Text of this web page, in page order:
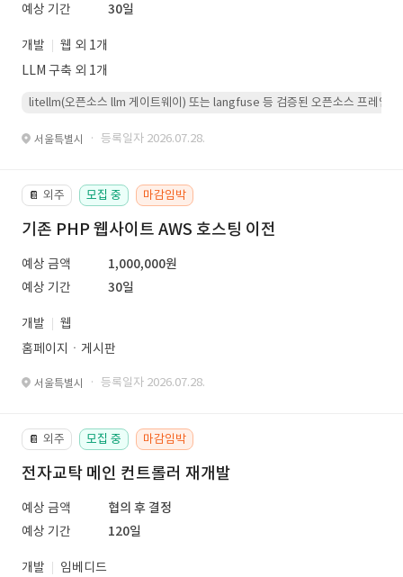
예상 기간
30일
개발
웹 외 1개
LLM 구축 외 1개
litellm(오픈소스 llm 게이트웨이) 또는 langfuse 등 검증된 오픈소스 프레임워
서울특별시 · 등록일자 2026.07.28.
📔 외주 모집 중 마감임박
기존 PHP 웹사이트 AWS 호스팅 이전
예상 금액
1,000,000원
예상 기간
30일
개발
웹
홈페이지ㆍ게시판
서울특별시 · 등록일자 2026.07.28.
📔 외주 모집 중 마감임박
전자교탁 메인 컨트롤러 재개발
예상 금액
협의 후 결정
예상 기간
120일
개발
임베디드